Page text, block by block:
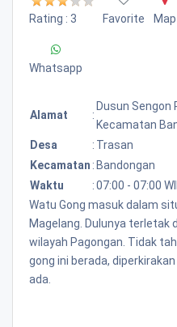
Rating : 3 Favorite Map
Whatsapp
Alamat :
Dusun Sengon
Kecamatan
Desa
: Trasan
Kecamatan : Bandongan
Waktu
:07:00 - 07:00
Watu Gong masuk dalam
Magelang. Dulunya terletak
wilayah Pagongan. Tidak
gong ini berada,
ada.